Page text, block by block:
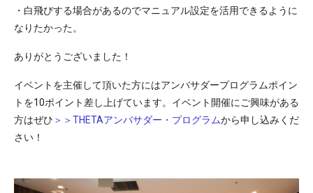
・白飛びする場合があるのでマニュアル設定を活用できるように
なりたかった。
ありがとうございました！
イベントを主催して頂いた方にはアンバサダープログラムポイン
トを10ポイント差し上げています。イベント開催にご興味がある
方はぜひ ＞＞THETAアンバサダー・プログラムから申し込みくだ
さい！